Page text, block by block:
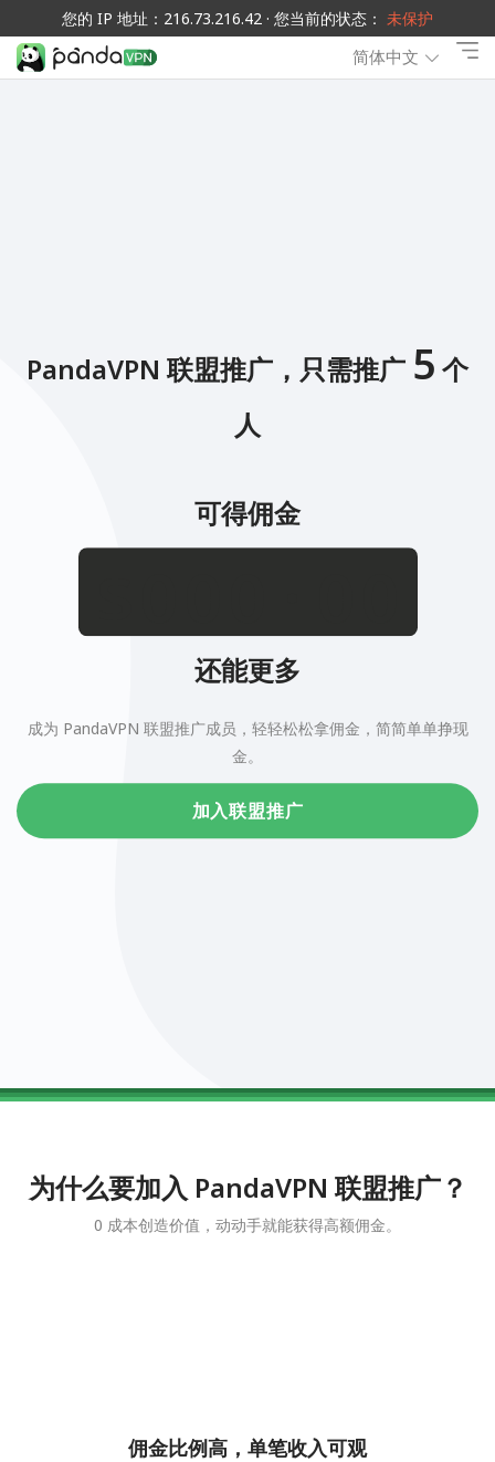
您的 IP 地址：216.73.216.42 · 您当前的状态： 未保护
简体中文
PandaVPN 联盟推广，只需推广 5 个
人
可得佣金
012345678901234567890123456789.01234567890123456789
还能更多
成为 PandaVPN 联盟推广成员，轻轻松松拿佣金，简简单单挣现
金。
加入联盟推广
为什么要加入 PandaVPN 联盟推广？
0 成本创造价值，动动手就能获得高额佣金。
佣金比例高，单笔收入可观